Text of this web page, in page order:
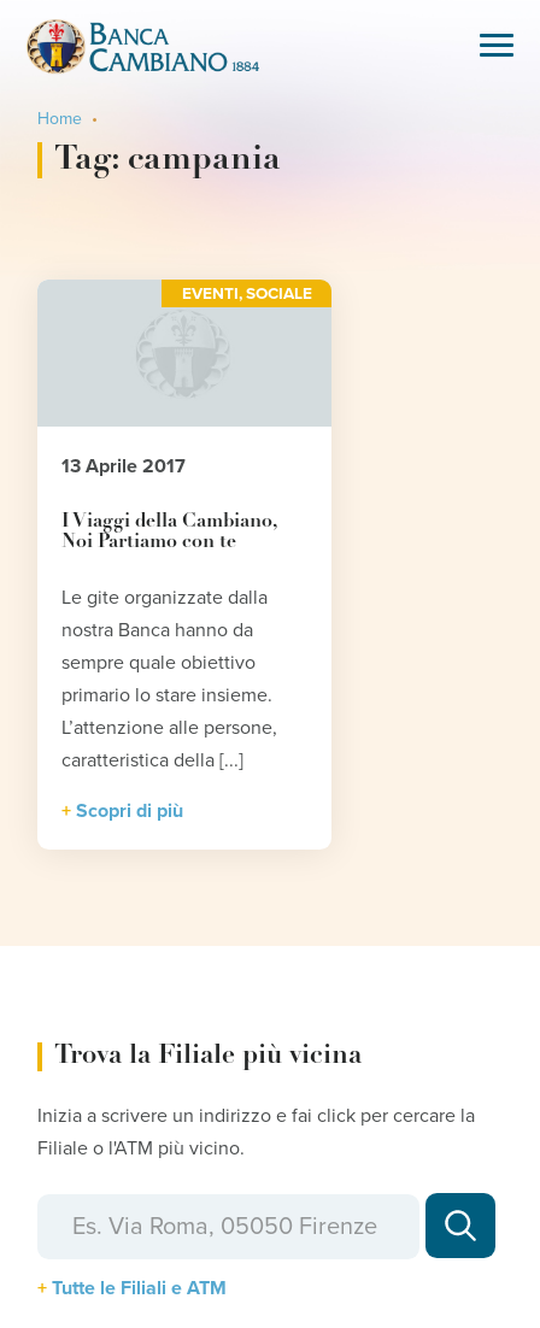
Home
Tag: campania
EVENTI,SOCIALE
13 Aprile 2017
I Viaggi della Cambiano,
Noi Partiamo con te
Le gite organizzate dalla
nostra Banca hanno da
sempre quale obiettivo
primario lo stare insieme.
L’attenzione alle persone,
caratteristica della [...]
Scopri di più
Trova la Filiale più vicina
Inizia a scrivere un indirizzo e fai click per cercare la
Filiale o l'ATM più vicino.
Tutte le Filiali e ATM